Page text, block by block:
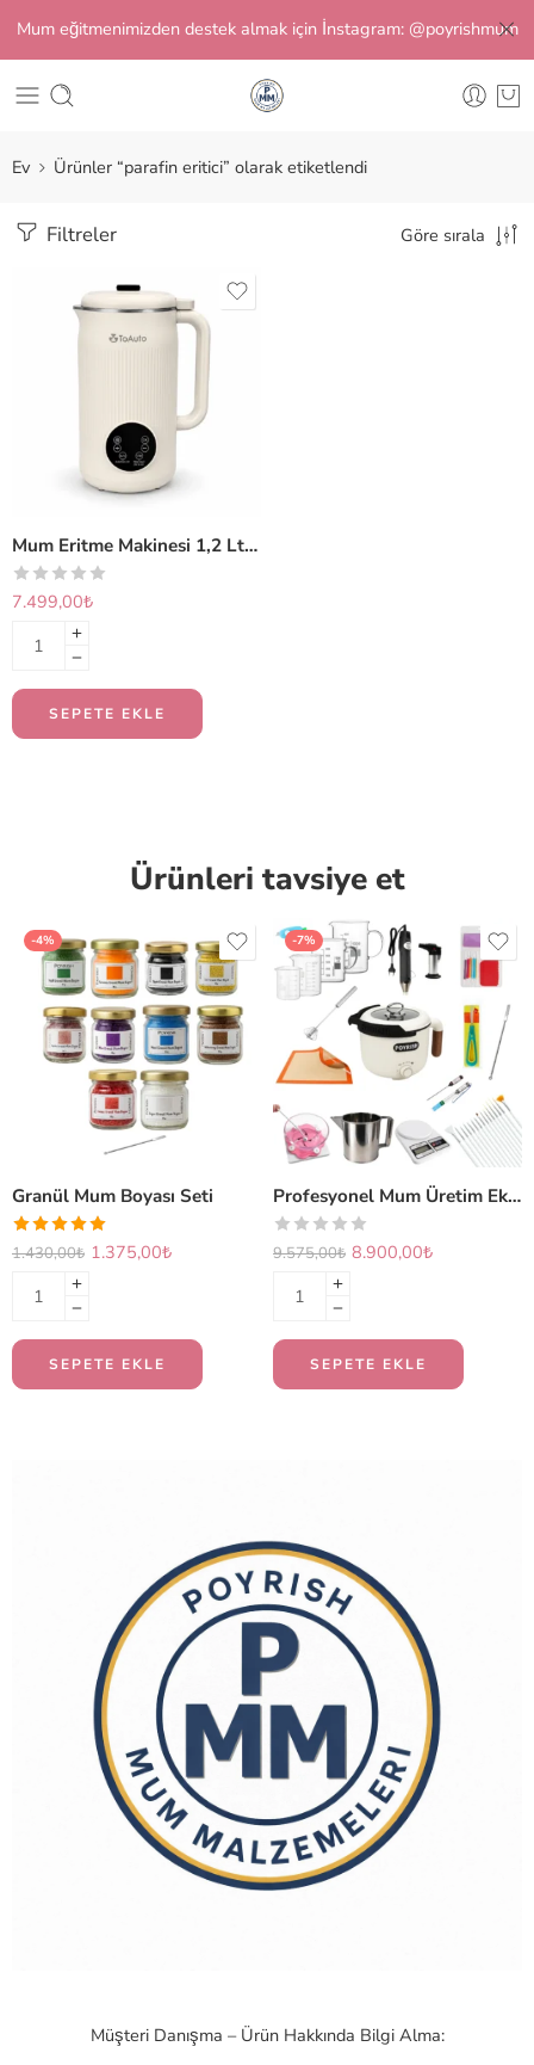
Mum eğitmenimizden destek almak için İnstagram: @poyrishmum
Ev Ürünler “parafin eritici” olarak etiketlendi
Filtreler Göre sırala
Mum Eritme Makinesi 1,2 Lt. Karıştırıcılı
7.499,00₺
SEPETE EKLE
Ürünleri tavsiye et
-4%
Granül Mum Boyası Seti
1.430,00₺ 1.375,00₺
SEPETE EKLE
-7%
Profesyonel Mum Üretim Ekipmanları Seti (PLUS)
9.575,00₺ 8.900,00₺
SEPETE EKLE
Müşteri Danışma – Ürün Hakkında Bilgi Alma: